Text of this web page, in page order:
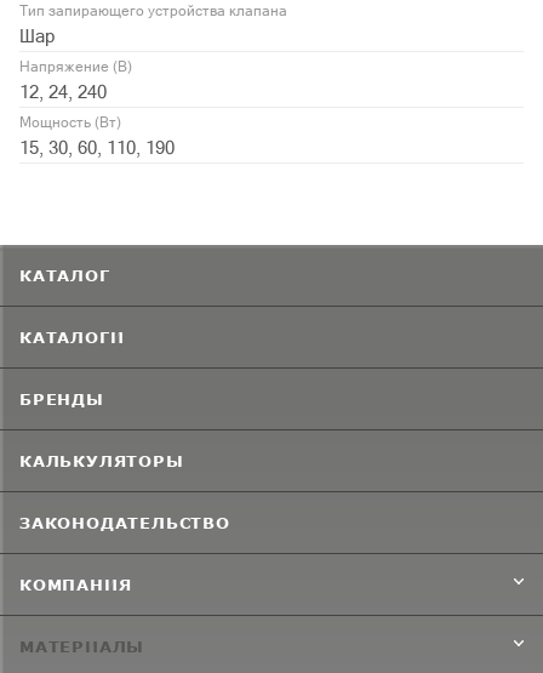
Тип запирающего устройства клапана
Шар
Напряжение (В)
12, 24, 240
Мощность (Вт)
15, 30, 60, 110, 190
КАТАЛОГ
КАТАЛОГИ
БРЕНДЫ
КАЛЬКУЛЯТОРЫ
ЗАКОНОДАТЕЛЬСТВО
КОМПАНИЯ
МАТЕРИАЛЫ